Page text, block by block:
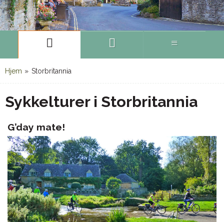
Hjem » Storbritannia
Sykkelturer i Storbritannia
G’day mate!